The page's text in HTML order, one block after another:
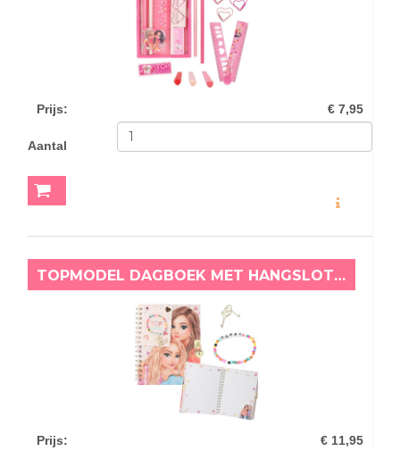
Prijs: € 7,95
Aantal
TOPMODEL DAGBOEK MET HANGSLOT EN ARMBAND
Prijs: € 11,95